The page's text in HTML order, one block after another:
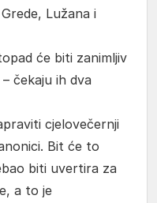
Lužana i
će biti zanimljiv
čekaju ih dva
cjelovečernji
Bit će to
biti uvertira za
a to je